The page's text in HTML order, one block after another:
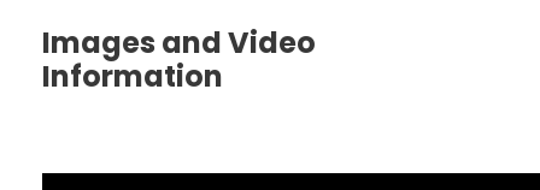
Images and Video
Information